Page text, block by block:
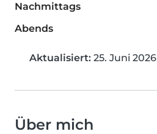
Nachmittags
Abends
Aktualisiert: 25. Juni 2026
Über mich